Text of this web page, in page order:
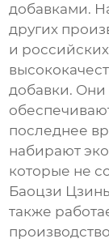
добавками.
других
и
добавки. Они
последнее
набирают
которые не
Баоцзи
также